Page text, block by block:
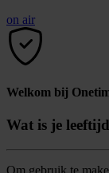
on air
Welkom bij
Wat is je
Om gebruik te